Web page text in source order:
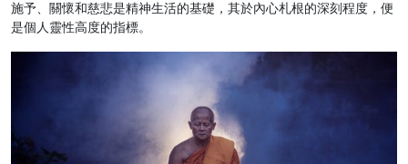
施予、關懷和慈悲是精神生活的基礎，其於內心札根的深刻程度，便
是個人靈性高度的指標。